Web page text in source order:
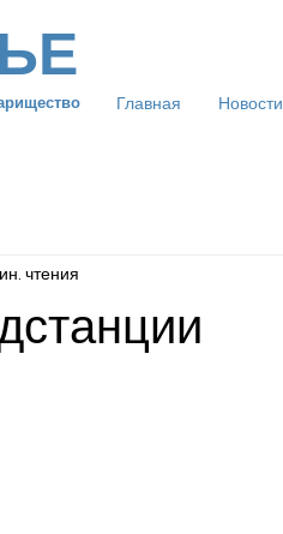
Главная Новости
чтения